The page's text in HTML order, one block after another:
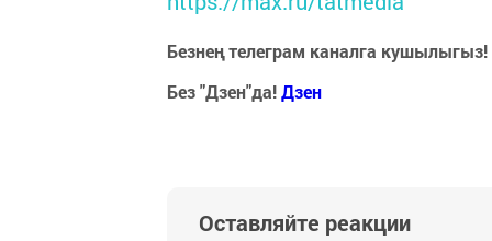
Безнең телеграм каналга кушылыгыз!
Без "Дзен"да!Дзен
Оставляйте реакции